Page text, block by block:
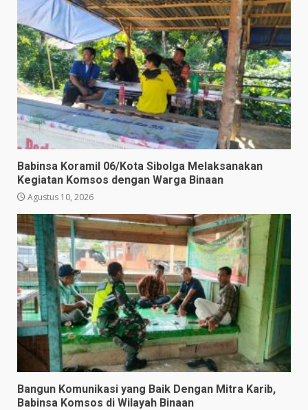
Babinsa Koramil 06/Kota Sibolga Melaksanakan
Kegiatan Komsos dengan Warga Binaan
Agustus 10, 2026
Bangun Komunikasi yang Baik Dengan Mitra Karib,
Babinsa Komsos di Wilayah Binaan